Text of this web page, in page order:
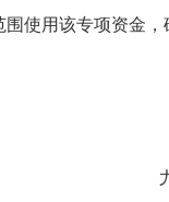
使用该专项资金
尤